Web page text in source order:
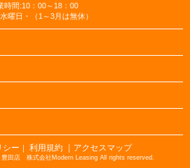
時間:10：00～18：00
曜日・（1～3月は無休）
シー ｜ 利用規約 ｜アクセスマップ
田店 株式会社Modern Leasing All rights reserved.